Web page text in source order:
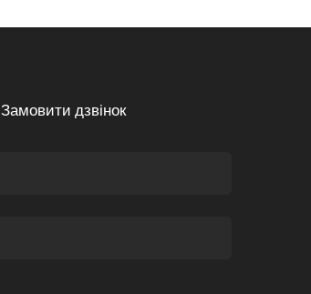
Замовити дзвінок